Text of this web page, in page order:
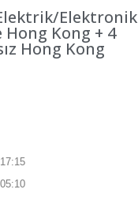
Elektronik
Hong Kong + 4
Hong Kong